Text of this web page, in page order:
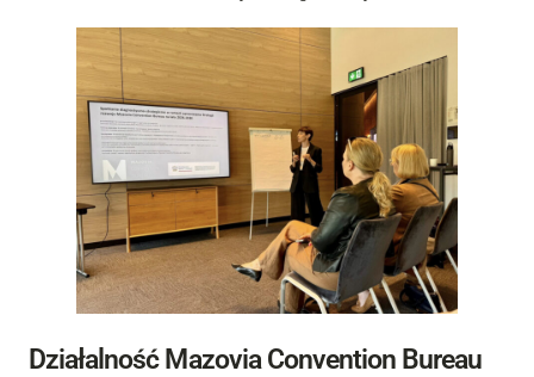
Działalność Mazovia Convention Bureau